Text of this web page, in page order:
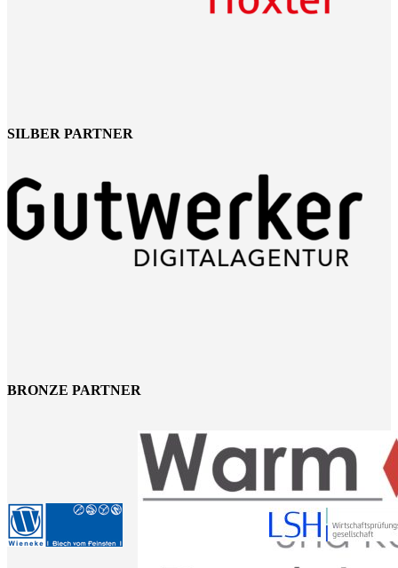
SILBER PARTNER
BRONZE PARTNER